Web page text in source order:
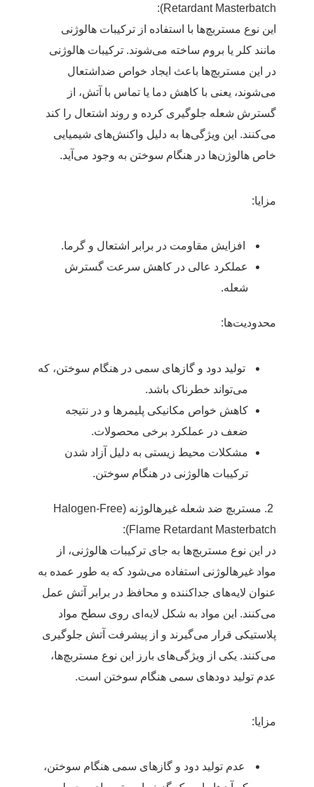
Retardant Masterbatch):
این نوع مستربچ‌ها با استفاده از ترکیبات هالوژنی
مانند کلر یا بروم ساخته می‌شوند. ترکیبات هالوژنی
در این مستربچ‌ها باعث ایجاد خواص ضداشتعال
می‌شوند، یعنی با کاهش دما یا تماس با آتش، از
گسترش شعله جلوگیری کرده و روند اشتعال را کند
می‌کنند. این ویژگی‌ها به دلیل واکنش‌های شیمیایی
خاص هالوژن‌ها در هنگام سوختن به وجود می‌آید.
مزایا:
افزایش مقاومت در برابر اشتعال و گرما.
عملکرد عالی در کاهش سرعت گسترش
شعله.
محدودیت‌ها:
تولید دود و گازهای سمی در هنگام سوختن، که
می‌تواند خطرناک باشد.
کاهش خواص مکانیکی پلیمرها و در نتیجه
ضعف در عملکرد برخی محصولات.
مشکلات محیط زیستی به دلیل آزاد شدن
ترکیبات هالوژنی در هنگام سوختن.
2. مستربچ ضد شعله غیرهالوژنه (Halogen-Free
Flame Retardant Masterbatch):
در این نوع مستربچ‌ها به جای ترکیبات هالوژنی، از
مواد غیرهالوژنی استفاده می‌شود که به طور عمده به
عنوان لایه‌های جداکننده و محافظ در برابر آتش عمل
می‌کنند. این مواد به شکل لایه‌ای روی سطح مواد
پلاستیکی قرار می‌گیرند و از پیشرفت آتش جلوگیری
می‌کنند. یکی از ویژگی‌های بارز این نوع مستربچ‌ها،
عدم تولید دودهای سمی هنگام سوختن است.
مزایا:
عدم تولید دود و گازهای سمی هنگام سوختن،